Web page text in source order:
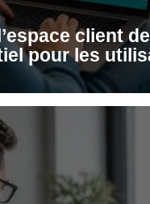
client
pour les